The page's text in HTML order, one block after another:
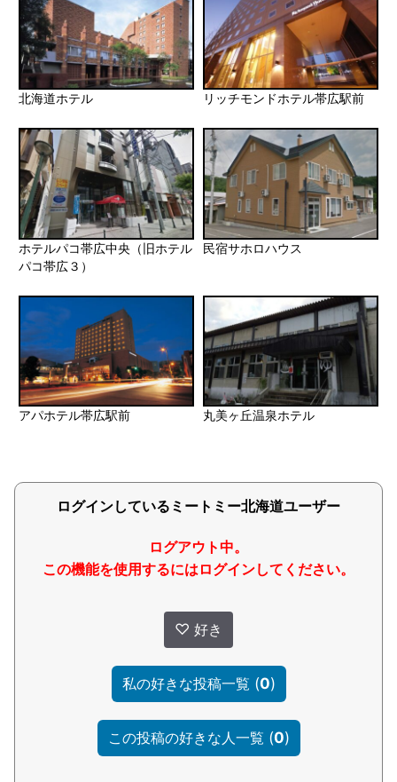
北海道ホテル リッチモンドホテル帯広駅前
ホテルパコ帯広中央（旧ホテル
パコ帯広３）
民宿サホロハウス
アパホテル帯広駅前 丸美ヶ丘温泉ホテル
ログインしているミートミー北海道ユーザー
ログアウト中。
この機能を使用するにはログインしてください。
♡ 好き
私の好きな投稿一覧 (0)
この投稿の好きな人一覧 (0)